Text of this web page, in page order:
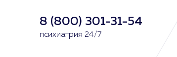
8 (800) 301-31-54
психиатрия 24/7